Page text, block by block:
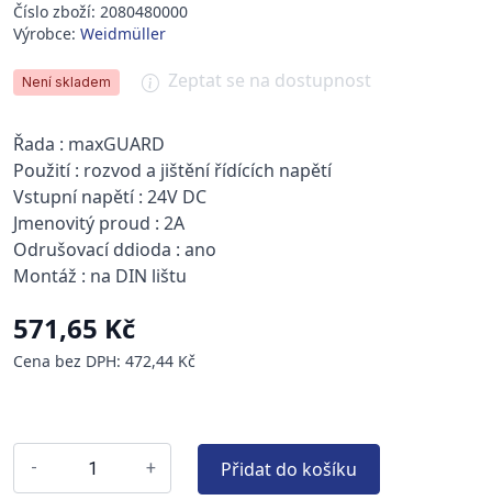
Číslo zboží: 2080480000
Výrobce: Weidmüller
Není skladem Zeptat se na dostupnost
Řada : maxGUARD
Použití : rozvod a jištění řídících napětí
Vstupní napětí : 24V DC
Jmenovitý proud : 2A
Odrušovací ddioda : ano
Montáž : na DIN lištu
571,65 Kč
Cena bez DPH: 472,44 Kč
- + Přidat do košíku